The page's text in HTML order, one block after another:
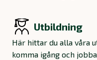
Utbildning
Här hittar du alla våra
komma igång och